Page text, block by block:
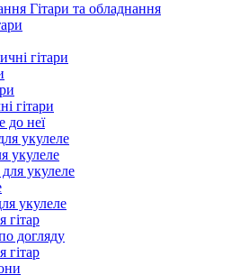
Гітари та обладнання
гітари
гітари
до неї
укулеле
укулеле
укулеле
укулеле
гітар
догляду
гітар